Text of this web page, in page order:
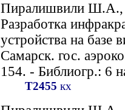
Пиралишвили Ш.А.,
Разработка
устройства на базе
Самарск. гос.
154. - Библиогр.: 6
Т2455 кх